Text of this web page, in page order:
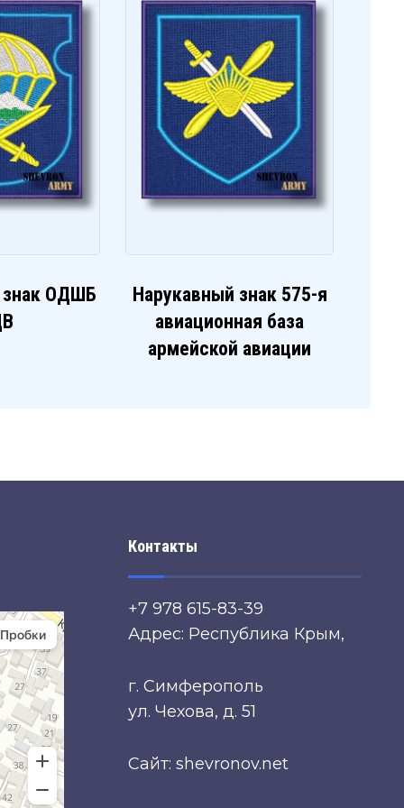
знак ОДШБ
Нарукавный знак 575-я
авиационная база
армейской авиации
Контакты
+7 978 615-83-39
Адрес: Республика Крым,
г. Симферополь
ул. Чехова, д. 51
Сайт: shevronov.net